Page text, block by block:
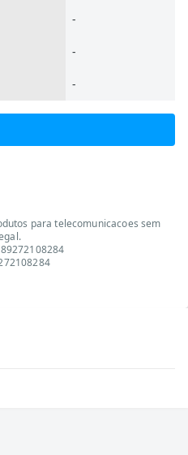
-
-
-
para telecomunicacoes sem